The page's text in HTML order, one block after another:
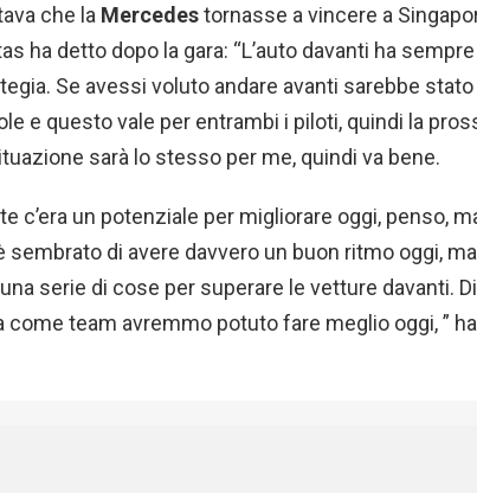
che la Mercedestornasse a vincere a
ha detto dopo la gara: “L’auto davanti ha
Se avessi voluto andare avanti sarebbe
e questo vale per entrambi i piloti, quindi la
sarà lo stesso per me, quindi va bene.
c’era un potenziale per migliorare oggi, penso,
sembrato di avere davvero un buon ritmo oggi,
serie di cose per superare le vetture davanti.
come team avremmo potuto fare meglio oggi, ”